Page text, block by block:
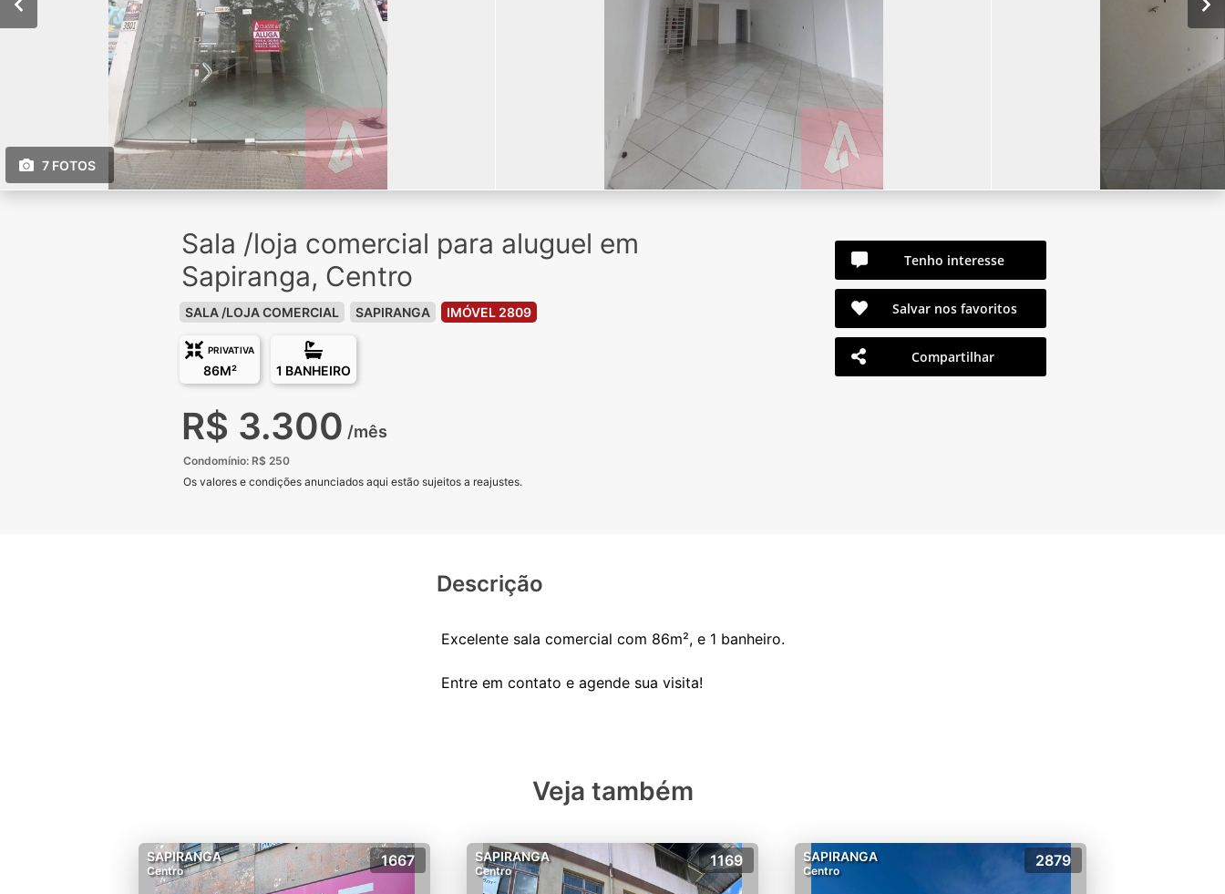
7 FOTOS
Sala /loja comercial para aluguel em
Sapiranga, Centro
SALA /LOJA COMERCIAL SAPIRANGA IMÓVEL 2809
PRIVATIVA
86M² 1 BANHEIRO
R$ 3.300 /mês
Condomínio: R$ 250
Os valores e condições anunciados aqui estão sujeitos a reajustes.
Tenho interesse
Salvar nos favoritos
Compartilhar
Descrição
Excelente sala comercial com 86m², e 1 banheiro.
Veja também
SAPIRANGA
Centro
1667 SAPIRANGA
Centro
1169 SAPIRANGA
Centro
2879